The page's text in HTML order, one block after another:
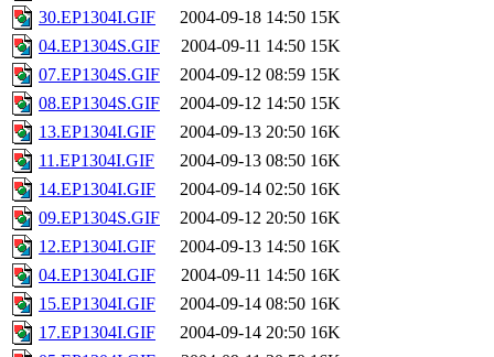
30.EP1304I.GIF
2004-09-18 14:50 15K
04.EP1304S.GIF
2004-09-11 14:50 15K
07.EP1304S.GIF
2004-09-12 08:59 15K
08.EP1304S.GIF
2004-09-12 14:50 15K
13.EP1304I.GIF
2004-09-13 20:50 16K
11.EP1304I.GIF
2004-09-13 08:50 16K
14.EP1304I.GIF
2004-09-14 02:50 16K
09.EP1304S.GIF
2004-09-12 20:50 16K
12.EP1304I.GIF
2004-09-13 14:50 16K
04.EP1304I.GIF
2004-09-11 14:50 16K
15.EP1304I.GIF
2004-09-14 08:50 16K
17.EP1304I.GIF
2004-09-14 20:50 16K